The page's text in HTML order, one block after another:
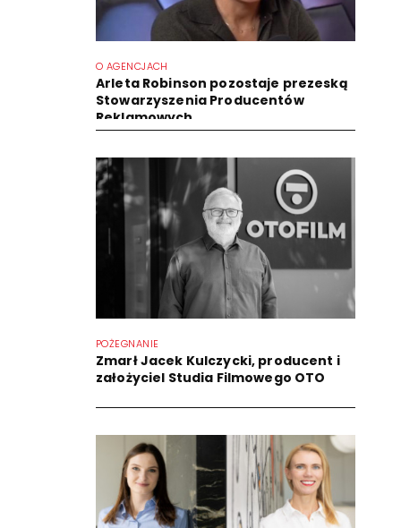
O AGENCJACH
Arleta Robinson pozostaje prezeską
Stowarzyszenia Producentów
Reklamowych
POŻEGNANIE
Zmarł Jacek Kulczycki, producent i
założyciel Studia Filmowego OTO